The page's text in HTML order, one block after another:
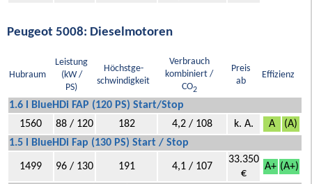
Peugeot 5008: Dieselmotoren
Hubraum
Leistung
(kW /
PS)
Höchstge-
schwindigkeit
Verbrauch
kombiniert /
CO2
Preis
ab
Effizienz
1.6 l BlueHDi FAP (120 PS) Start/Stop
1560
88 / 120 182 4,2 / 108 k. A. A
(A)
1.5 l BlueHDi Fap (130 PS) Start / Stop
1499 96 / 130 191 4,1 / 107
33.350
€
A+ (A+)